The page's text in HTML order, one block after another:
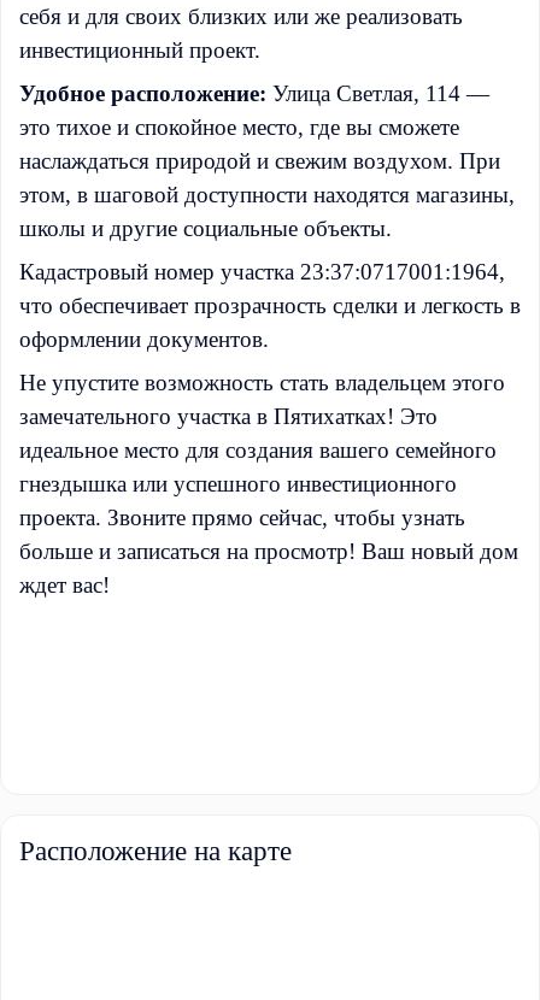
себя и для своих близких или же реализовать
инвестиционный проект.
Удобное расположение: Улица Светлая, 114 —
это тихое и спокойное место, где вы сможете
наслаждаться природой и свежим воздухом. При
этом, в шаговой доступности находятся магазины,
школы и другие социальные объекты.
Кадастровый номер участка 23:37:0717001:1964,
что обеспечивает прозрачность сделки и легкость в
оформлении документов.
Не упустите возможность стать владельцем этого
замечательного участка в Пятихатках! Это
идеальное место для создания вашего семейного
гнездышка или успешного инвестиционного
проекта. Звоните прямо сейчас, чтобы узнать
больше и записаться на просмотр! Ваш новый дом
ждет вас!
Расположение на карте